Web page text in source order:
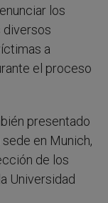
los
diversos
a
el proceso
presentado
en Munich,
de los
Universidad